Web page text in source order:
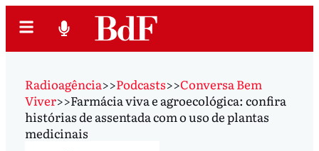
Radioagência>>Podcasts>>Conversa Bem
Viver>>Farmácia viva e agroecológica: confira
histórias de assentada com o uso de plantas
medicinais